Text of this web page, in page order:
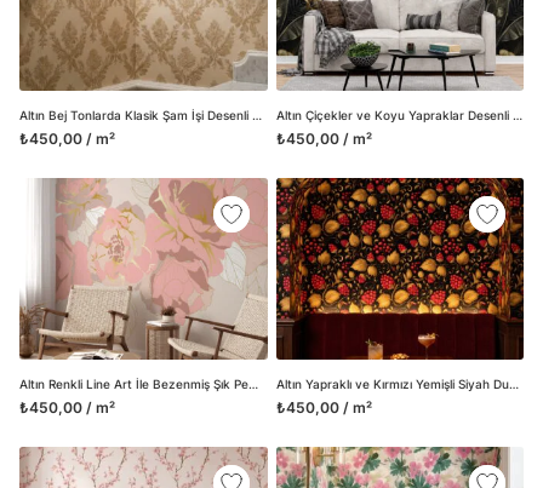
Altın Bej Tonlarda Klasik Şam İşi Desenli Duvar Kağıdı, Barok Stili Lüks Duvar Posteri
₺450,00 / m²
Altın Çiçekler ve Koyu Yapraklar Desenli Duvar Kağıdı, Dramatik Botanik Görünüm Duvar Posteri
₺450,00 / m²
Altın Renkli Line Art İle Bezenmiş Şık Pembe Gül Desenli Duvar Kağıdı
₺450,00 / m²
Altın Yapraklı ve Kırmızı Yemişli Siyah Duvar Kağıdı, Geleneksel Desenli Klasik Duvar Posteri
₺450,00 / m²